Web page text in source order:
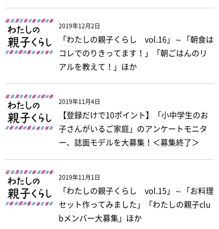
2019年12月2日
「わたしの親子くらし vol.16」～「朝食は
コレでのりきってます！」「朝ごはんのリ
アルを教えて！」ほか
2019年11月4日
【登録だけで10ポイント】「小中学生のお
子さんがいるご家庭」のアンケートモニタ
ー、誌面モデルを大募集！＜募集終了＞
2019年11月1日
「わたしの親子くらし vol.15」～「お料理
セット作ってみました」「わたしの親子clu
bメンバー大募集」ほか